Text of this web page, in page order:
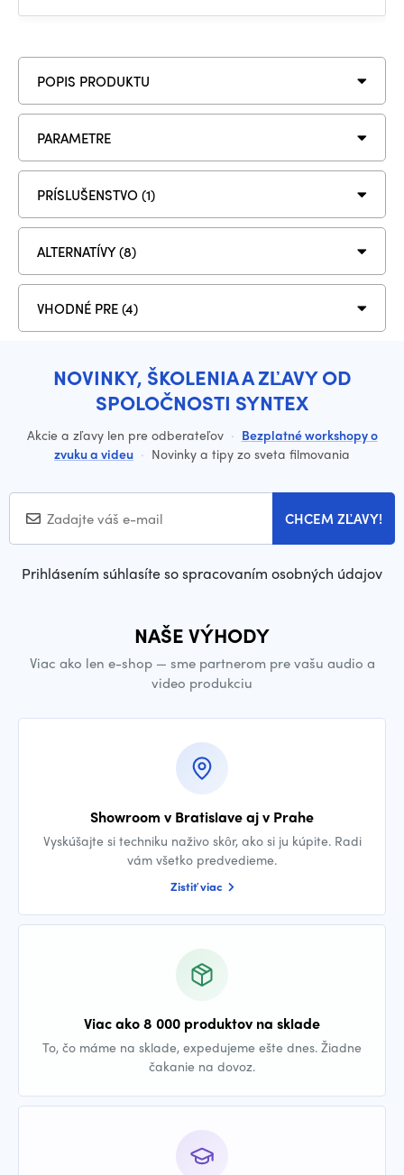
POPIS PRODUKTU
PARAMETRE
PRÍSLUŠENSTVO (1)
ALTERNATÍVY (8)
VHODNÉ PRE (4)
NOVINKY, ŠKOLENIA A ZĽAVY OD
SPOLOČNOSTI SYNTEX
Akcie a zľavy len pre odberateľov · Bezplatné workshopy o
zvuku a videu · Novinky a tipy zo sveta filmovania
CHCEM ZĽAVY!
Prihlásením súhlasíte so spracovaním osobných údajov
NAŠE VÝHODY
Viac ako len e-shop — sme partnerom pre vašu audio a
video produkciu
Showroom v Bratislave aj v Prahe
Vyskúšajte si techniku naživo skôr, ako si ju kúpite. Radi
vám všetko predvedieme.
Zistiť viac
Viac ako 8 000 produktov na sklade
To, čo máme na sklade, expedujeme ešte dnes. Žiadne
čakanie na dovoz.